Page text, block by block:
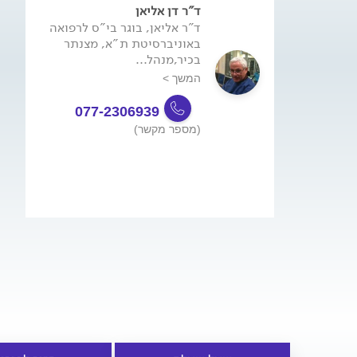
ד"ר דן אליאן
ד"ר אליאן, בוגר בי"ס לרפואה
באוניברסיטת ת"א, מצנתר
בכיר,מנהל...
המשך >
077-2306939
(מספר מקשר)